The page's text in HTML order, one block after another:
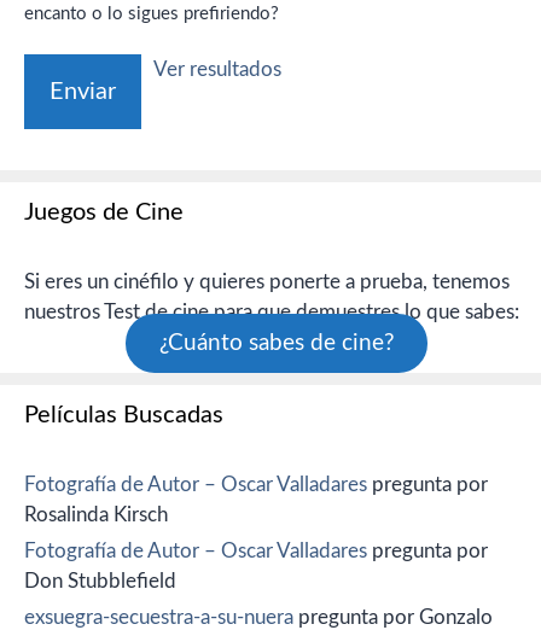
encanto o lo sigues prefiriendo?
Ver resultados
Juegos de Cine
Si eres un cinéfilo y quieres ponerte a prueba, tenemos
nuestros Test de cine para que demuestres lo que sabes:
¿Cuánto sabes de cine?
Películas Buscadas
Fotografía de Autor – Oscar Valladares pregunta por
Rosalinda Kirsch
Fotografía de Autor – Oscar Valladares pregunta por
Don Stubblefield
exsuegra-secuestra-a-su-nuera pregunta por Gonzalo